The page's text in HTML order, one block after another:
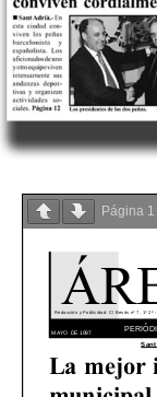
Página 1